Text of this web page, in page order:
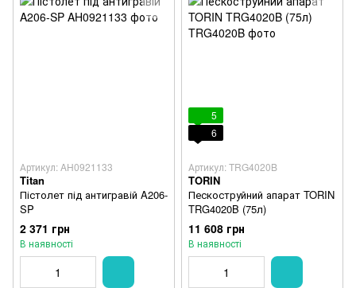
Артикул: AH0921133
Titan
Пістолет під антигравій A206-
SP
2 371 грн
В наявності
5
6
Артикул: TRG4020B
TORIN
Пескоструйний апарат TORIN
TRG4020B (75л)
11 608 грн
В наявності